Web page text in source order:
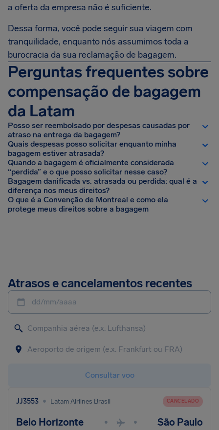
a oferta da empresa não é suficiente.
Dessa forma, você pode seguir sua viagem com
tranquilidade, enquanto nós assumimos toda a
burocracia da sua reclamação de bagagem.
Perguntas frequentes sobre
compensação de bagagem
da Latam
Posso ser reembolsado por despesas causadas por
atraso na entrega da bagagem?
Quais despesas posso solicitar enquanto minha
bagagem estiver atrasada?
Quando a bagagem é oficialmente considerada
“perdida” e o que posso solicitar nesse caso?
Bagagem danificada vs. atrasada ou perdida: qual é a
diferença nos meus direitos?
O que é a Convenção de Montreal e como ela
protege meus direitos sobre a bagagem
Atrasos e cancelamentos recentes
dd/mm/aaaa
Consultar voo
JJ3553 • Latam Airlines Brasil CANCELADO
Belo Horizonte • • São Paulo